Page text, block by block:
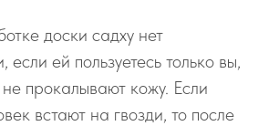
доски садху нет
если ей пользуетесь только вы,
не прокалывают кожу. Если
встают на гвозди, то после